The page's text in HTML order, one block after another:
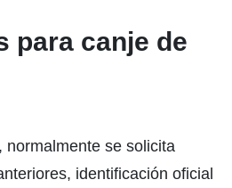
para canje de
normalmente se solicita
identificación oficial